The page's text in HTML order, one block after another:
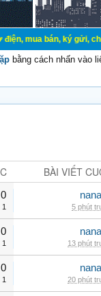
ký gửi, cho thuê
bằng cách nhấn vào
BÀI VIẾT
0
1 5 phút
0
1 13 phút
0
1 20 phút